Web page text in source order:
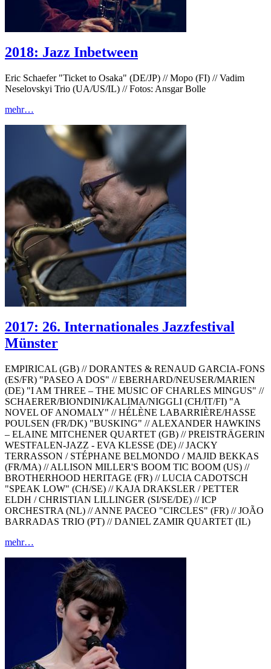
2018: Jazz Inbetween
Eric Schaefer "Ticket to Osaka" (DE/JP) // Mopo (FI) // Vadim
Neselovskyi Trio (UA/US/IL) // Fotos: Ansgar Bolle
mehr…
2017: 26. Internationales Jazzfestival
Münster
EMPIRICAL (GB) // DORANTES & RENAUD GARCIA-FONS
(ES/FR) "PASEO A DOS" // EBERHARD/NEUSER/MARIEN
(DE) "I AM THREE – THE MUSIC OF CHARLES MINGUS" //
SCHAERER/BIONDINI/KALIMA/NIGGLI (CH/IT/FI) "A
NOVEL OF ANOMALY" // HÉLÈNE LABARRIÈRE/HASSE
POULSEN (FR/DK) "BUSKING" // ALEXANDER HAWKINS
– ELAINE MITCHENER QUARTET (GB) // PREISTRÄGERIN
WESTFALEN-JAZZ - EVA KLESSE (DE) // JACKY
TERRASSON / STÉPHANE BELMONDO / MAJID BEKKAS
(FR/MA) // ALLISON MILLER'S BOOM TIC BOOM (US) //
BROTHERHOOD HERITAGE (FR) // LUCIA CADOTSCH
"SPEAK LOW" (CH/SE) // KAJA DRAKSLER / PETTER
ELDH / CHRISTIAN LILLINGER (SI/SE/DE) // ICP
ORCHESTRA (NL) // ANNE PACEO "CIRCLES" (FR) // JOÃO
BARRADAS TRIO (PT) // DANIEL ZAMIR QUARTET (IL)
mehr…